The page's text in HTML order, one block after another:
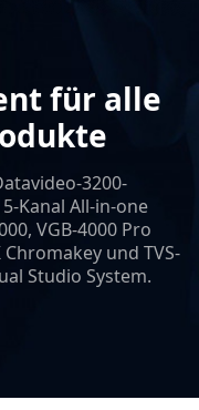
für alle
3200-
Kanal All-in-one
VGB-4000 Pro
und TVS-
Studio System.